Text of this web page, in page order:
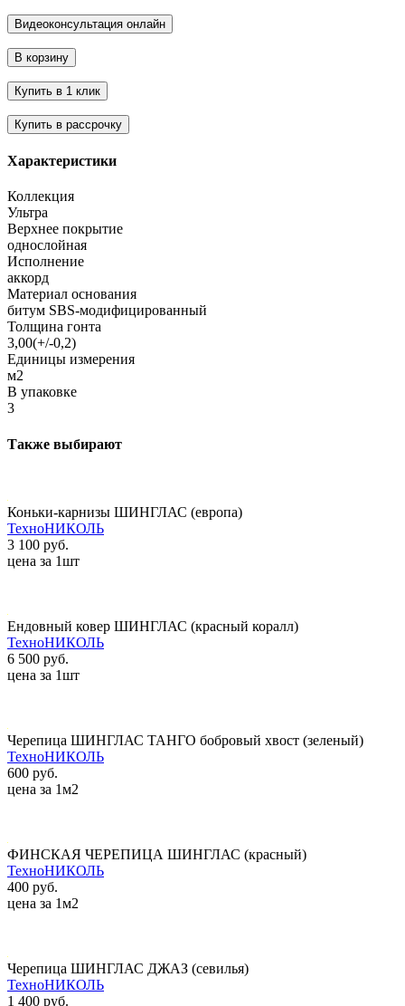
Характеристики
Коллекция
Ультра
Верхнее покрытие
однослойная
Исполнение
аккорд
Материал основания
битум SBS-модифицированный
Толщина гонта
3,00(+/-0,2)
Единицы измерения
м2
В упаковке
3
Также выбирают
Коньки-карнизы ШИНГЛАС (европа)
ТехноНИКОЛЬ
3 100 руб.
цена за 1шт
Ендовный ковер ШИНГЛАС (красный коралл)
ТехноНИКОЛЬ
6 500 руб.
цена за 1шт
Черепица ШИНГЛАС ТАНГО бобровый хвост (зеленый)
ТехноНИКОЛЬ
600 руб.
цена за 1м2
ФИНСКАЯ ЧЕРЕПИЦА ШИНГЛАС (красный)
ТехноНИКОЛЬ
400 руб.
цена за 1м2
Черепица ШИНГЛАС ДЖАЗ (севилья)
ТехноНИКОЛЬ
1 400 руб.